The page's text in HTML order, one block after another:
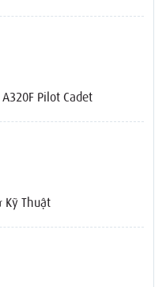
Pilot Cadet
Kỹ Thuật